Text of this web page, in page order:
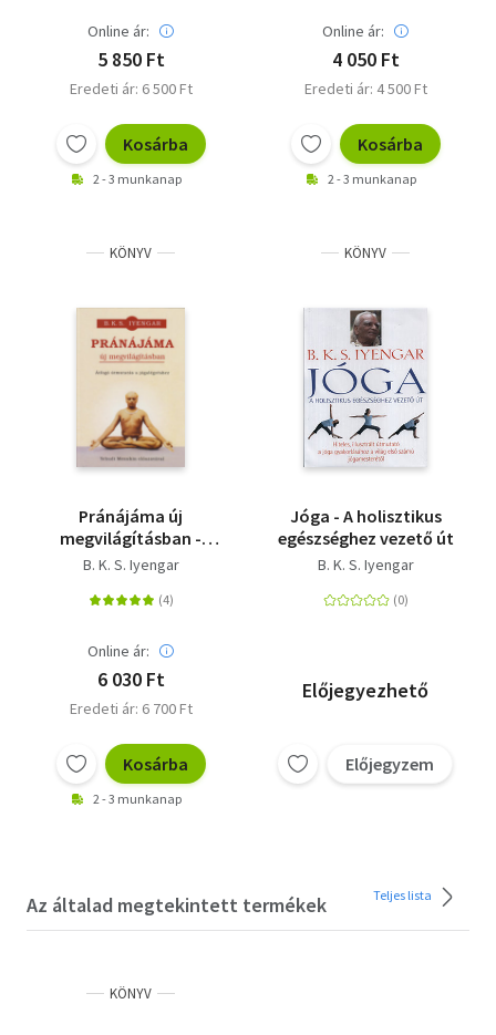
Online ár:
5 850 Ft
Eredeti ár: 6 500 Ft
Kosárba
2 - 3 munkanap
Online ár:
4 050 Ft
Eredeti ár: 4 500 Ft
Kosárba
2 - 3 munkanap
KÖNYV
Pránájáma új
megvilágításban -
Átfogó útmutatás a
B. K. S. Iyengar
Online ár:
6 030 Ft
Eredeti ár: 6 700 Ft
Kosárba
2 - 3 munkanap
KÖNYV
Jóga - A holisztikus
egészséghez vezető út
B. K. S. Iyengar
Előjegyezhető
Előjegyzem
Az általad megtekintett termékek Teljes lista
KÖNYV